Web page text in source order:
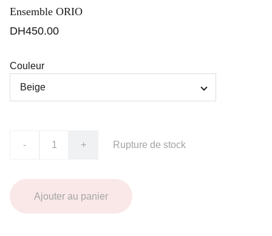
Ensemble ORIO
DH450.00
Couleur
- + Rupture de stock
Ajouter au panier